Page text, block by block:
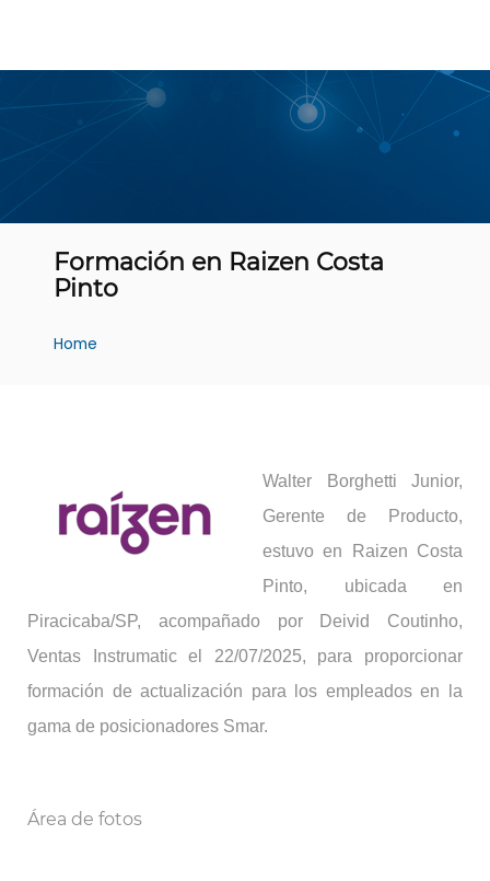
Formación en Raizen Costa
Pinto
Home
Walter Borghetti Junior,
Gerente de Producto,
estuvo en Raizen Costa
Pinto, ubicada en
Piracicaba/SP, acompañado por Deivid Coutinho,
Ventas Instrumatic el 22/07/2025, para proporcionar
formación de actualización para los empleados en la
gama de posicionadores Smar.
Área de fotos